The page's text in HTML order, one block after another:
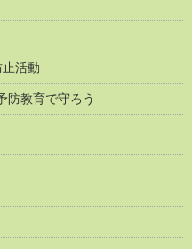
活動
防教育で守ろう